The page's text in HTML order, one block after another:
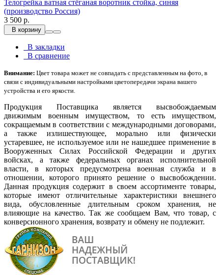
Телогрейка ватная стёганая воротник стойка, синяя
(производство Россия)
3 500 р.
В корзину
В закладки
В сравнение
Внимание: Цвет товара может не совпадать с представленным на фото, в
связи с индивидуальными настройками цветопередачи экрана вашего
устройства и его яркости.
Продукция Поставщика является высвобождаемым
движимым военным имуществом, то есть имуществом,
сокращаемым в соответствии с международными договорами,
а также излишествующее, морально или физически
устаревшее, не используемое или не нашедшее применение в
Вооруженных Силах Российской Федерации и других
войсках, а также федеральных органах исполнительной
власти, в которых предусмотрена военная служба и в
отношении, которого принято решение о высвобождении.
Данная продукция содержит в своем ассортименте товары,
которые имеют отличительные характеристики внешнего
вида, обусловленные длительным сроком хранения, не
влияющие на качество. Так же сообщаем Вам, что товар, с
конверсионного хранения, возврату и обмену не подлежит.